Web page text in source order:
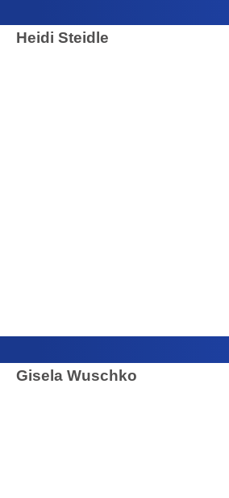
Heidi Steidle
Gisela Wuschko